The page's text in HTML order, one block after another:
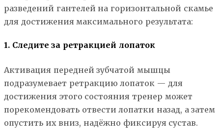
разведений гантелей на горизонтальной скамье
для достижения максимального результата:
1. Следите за ретракцией лопаток
Активация передней зубчатой мышцы
подразумевает ретракцию лопаток — для
достижения этого состояния тренер может
порекомендовать отвести лопатки назад, а затем
опустить их вниз, надёжно фиксируя сустав.